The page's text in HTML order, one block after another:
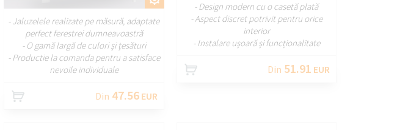
- Jaluzelele realizate pe măsură, adaptate
perfect ferestrei dumneavoastră
- O gamă largă de culori și țesături
- Productie la comanda pentru a satisface
nevoile individuale
Din 47.56EUR
- Design modern cu o casetă plată
- Aspect discret potrivit pentru orice
interior
- Instalare ușoară și funcționalitate
Din 51.91 EUR